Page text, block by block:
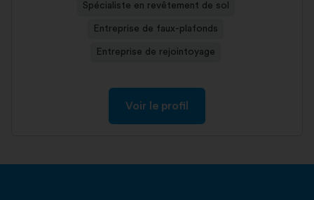
Spécialiste en revêtement de sol
Entreprise de faux-plafonds
Entreprise de rejointoyage
Voir le profil